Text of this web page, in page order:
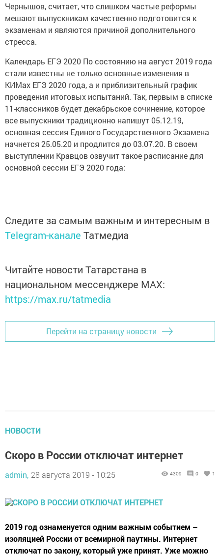
Чернышов, считает, что слишком частые реформы
мешают выпускникам качественно подготовится к
экзаменам и являются причиной дополнительного
стресса.
Календарь ЕГЭ 2020 По состоянию на август 2019 года
стали известны не только основные изменения в
КИМах ЕГЭ 2020 года, а и приблизительный график
проведения итоговых испытаний. Так, первым в списке
11-классников будет декабрьское сочинение, которое
все выпускники традиционно напишут 05.12.19,
основная сессия Единого Государственного Экзамена
начнется 25.05.20 и продлится до 03.07.20. В своем
выступлении Кравцов озвучит такое расписание для
основной сессии ЕГЭ 2020 года:
Следите за самым важным и интересным в
Telegram-канале Татмедиа
Читайте новости Татарстана в
национальном мессенджере MАХ:
https://max.ru/tatmedia
Перейти на страницу новости
НОВОСТИ
Скоро в России отключат интернет
admin, 28 августа 2019 - 10:25 4309 0 1
2019 год ознаменуется одним важным событием –
изоляцией России от всемирной паутины. Интернет
отключат по закону, который уже принят. Уже можно